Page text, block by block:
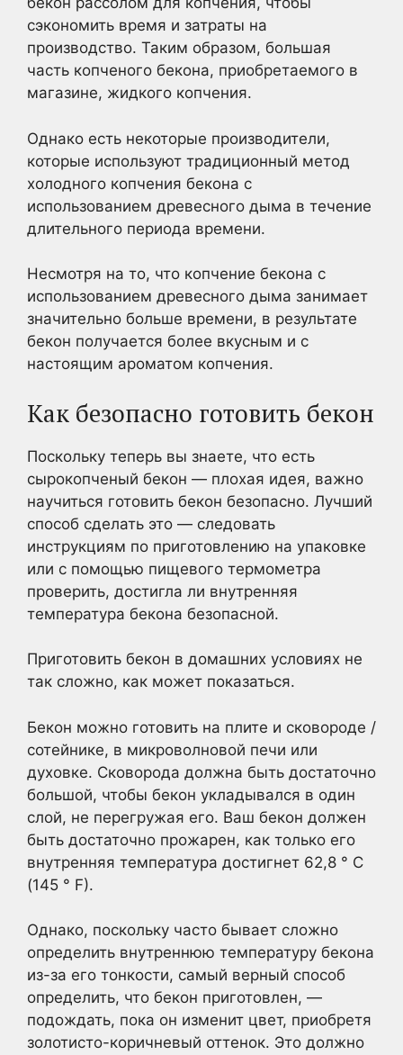
сэкономить время и затраты на
производство. Таким образом, большая
часть копченого бекона, приобретаемого в
магазине, жидкого копчения.
Однако есть некоторые производители,
которые используют традиционный метод
холодного копчения бекона с
использованием древесного дыма в течение
длительного периода времени.
Несмотря на то, что копчение бекона с
использованием древесного дыма занимает
значительно больше времени, в результате
бекон получается более вкусным и с
настоящим ароматом копчения.
Как безопасно готовить бекон
Поскольку теперь вы знаете, что есть
сырокопченый бекон — плохая идея, важно
научиться готовить бекон безопасно. Лучший
способ сделать это — следовать
инструкциям по приготовлению на упаковке
или с помощью пищевого термометра
проверить, достигла ли внутренняя
температура бекона безопасной.
Приготовить бекон в домашних условиях не
так сложно, как может показаться.
Бекон можно готовить на плите и сковороде /
сотейнике, в микроволновой печи или
духовке. Сковорода должна быть достаточно
большой, чтобы бекон укладывался в один
слой, не перегружая его. Ваш бекон должен
быть достаточно прожарен, как только его
внутренняя температура достигнет 62,8 ° C
(145 ° F).
Однако, поскольку часто бывает сложно
определить внутреннюю температуру бекона
из-за его тонкости, самый верный способ
определить, что бекон приготовлен, —
подождать, пока он изменит цвет, приобретя
золотисто-коричневый оттенок. Это должно